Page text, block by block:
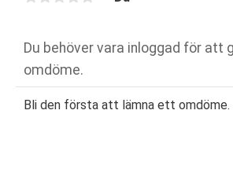
Bli den första att lämna ett omdöme.